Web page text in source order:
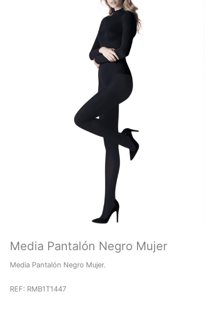
Media Pantalón Negro Mujer
Media Pantalón Negro Mujer.
REF: RMB1T1447